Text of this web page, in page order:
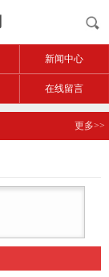
新闻中心
在线留言
更多>>